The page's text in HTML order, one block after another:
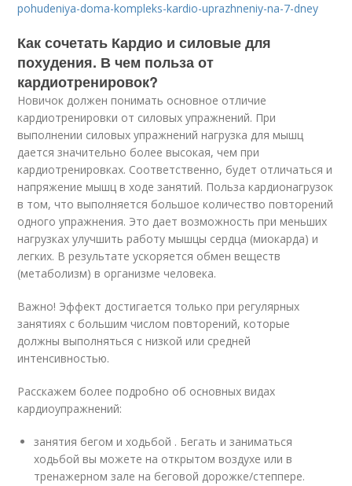
pohudeniya-doma-kompleks-kardio-uprazhneniy-na-7-dney
Как сочетать Кардио и силовые для
похудения. В чем польза от
кардиотренировок?
Новичок должен понимать основное отличие
кардиотренировки от силовых упражнений. При
выполнении силовых упражнений нагрузка для мышц
дается значительно более высокая, чем при
кардиотренировках. Соответственно, будет отличаться и
напряжение мышц в ходе занятий. Польза кардионагрузок
в том, что выполняется большое количество повторений
одного упражнения. Это дает возможность при меньших
нагрузках улучшить работу мышцы сердца (миокарда) и
легких. В результате ускоряется обмен веществ
(метаболизм) в организме человека.
Важно! Эффект достигается только при регулярных
занятиях с большим числом повторений, которые
должны выполняться с низкой или средней
интенсивностью.
Расскажем более подробно об основных видах
кардиоупражнений:
занятия бегом и ходьбой . Бегать и заниматься
ходьбой вы можете на открытом воздухе или в
тренажерном зале на беговой дорожке/степпере.